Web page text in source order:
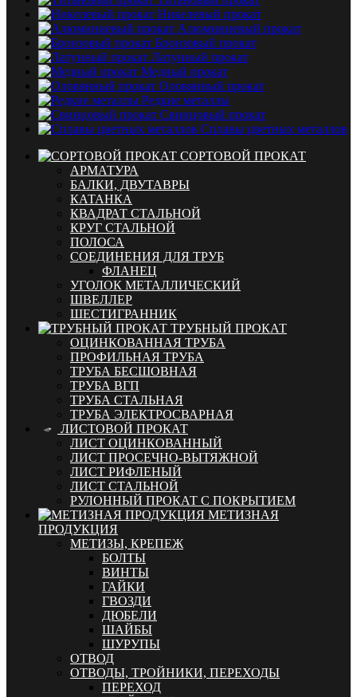
Никелевый прокат
Алюминиевый прокат
Бронзовый прокат
Латунный прокат
Медный прокат
Оловянный прокат
Редкие металлы
Свинцовый прокат
Сплавы цветных металлов
СОРТОВОЙ ПРОКАТ
АРМАТУРА
БАЛКИ, ДВУТАВРЫ
КАТАНКА
КВАДРАТ СТАЛЬНОЙ
КРУГ СТАЛЬНОЙ
ПОЛОСА
СОЕДИНЕНИЯ ДЛЯ ТРУБ
ФЛАНЕЦ
УГОЛОК МЕТАЛЛИЧЕСКИЙ
ШВЕЛЛЕР
ШЕСТИГРАННИК
ТРУБНЫЙ ПРОКАТ
ОЦИНКОВАННАЯ ТРУБА
ПРОФИЛЬНАЯ ТРУБА
ТРУБА БЕСШОВНАЯ
ТРУБА ВГП
ТРУБА СТАЛЬНАЯ
ТРУБА ЭЛЕКТРОСВАРНАЯ
ЛИСТОВОЙ ПРОКАТ
ЛИСТ ОЦИНКОВАННЫЙ
ЛИСТ ПРОСЕЧНО-ВЫТЯЖНОЙ
ЛИСТ РИФЛЕНЫЙ
ЛИСТ СТАЛЬНОЙ
РУЛОННЫЙ ПРОКАТ С ПОКРЫТИЕМ
МЕТИЗНАЯ
ПРОДУКЦИЯ
МЕТИЗЫ, КРЕПЕЖ
БОЛТЫ
ВИНТЫ
ГАЙКИ
ГВОЗДИ
ДЮБЕЛИ
ШАЙБЫ
ШУРУПЫ
ОТВОД
ОТВОДЫ, ТРОЙНИКИ, ПЕРЕХОДЫ
ПЕРЕХОД